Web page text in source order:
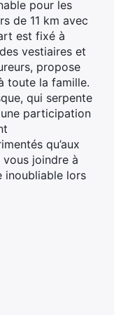
pour les
de 11 km avec
est fixé à
vestiaires et
propose
toute la famille.
qui serpente
participation
qu’aux
joindre à
inoubliable lors